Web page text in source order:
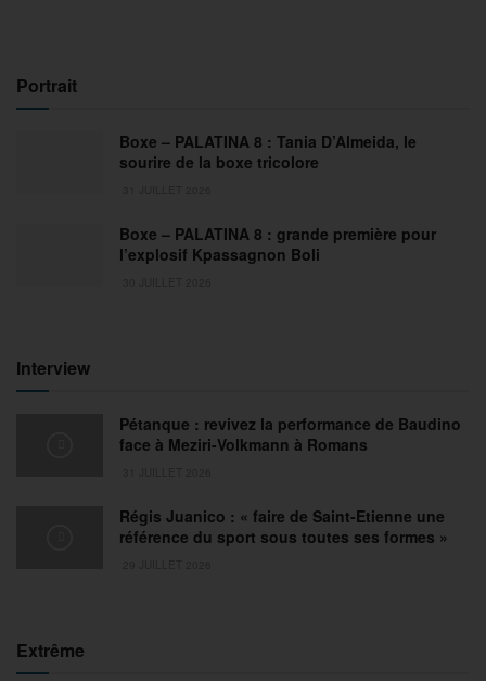
Portrait
Boxe – PALATINA 8 : Tania D’Almeida, le
sourire de la boxe tricolore
Boxe – PALATINA 8 : grande première pour
l’explosif Kpassagnon Boli
Interview
Pétanque : revivez la performance de Baudino
face à Meziri-Volkmann à Romans
Régis Juanico : « faire de Saint-Etienne une
référence du sport sous toutes ses formes »
Extrême